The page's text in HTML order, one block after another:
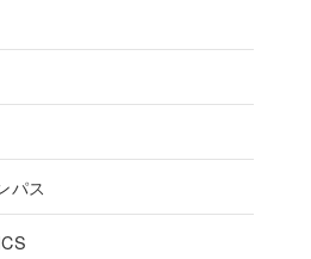
パス